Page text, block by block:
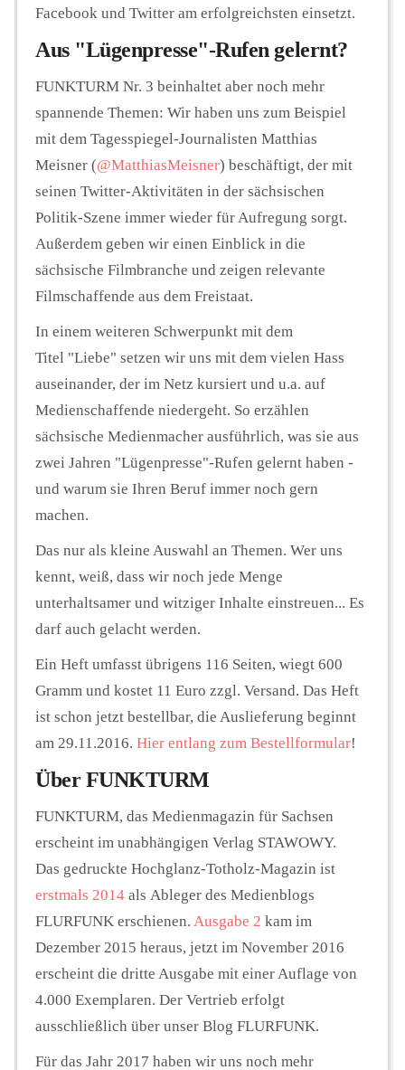
Facebook und Twitter am erfolgreichsten einsetzt.
Aus "Lügenpresse"-Rufen gelernt?
FUNKTURM Nr. 3 beinhaltet aber noch mehr
spannende Themen: Wir haben uns zum Beispiel
mit dem Tagesspiegel-Journalisten Matthias
Meisner (@MatthiasMeisner) beschäftigt, der mit
seinen Twitter-Aktivitäten in der sächsischen
Politik-Szene immer wieder für Aufregung sorgt.
Außerdem geben wir einen Einblick in die
sächsische Filmbranche und zeigen relevante
Filmschaffende aus dem Freistaat.
In einem weiteren Schwerpunkt mit dem
Titel "Liebe" setzen wir uns mit dem vielen Hass
auseinander, der im Netz kursiert und u.a. auf
Medienschaffende niedergeht. So erzählen
sächsische Medienmacher ausführlich, was sie aus
zwei Jahren "Lügenpresse"-Rufen gelernt haben -
und warum sie Ihren Beruf immer noch gern
machen.
Das nur als kleine Auswahl an Themen. Wer uns
kennt, weiß, dass wir noch jede Menge
unterhaltsamer und witziger Inhalte einstreuen... Es
darf auch gelacht werden.
Ein Heft umfasst übrigens 116 Seiten, wiegt 600
Gramm und kostet 11 Euro zzgl. Versand. Das Heft
ist schon jetzt bestellbar, die Auslieferung beginnt
am 29.11.2016. Hier entlang zum Bestellformular!
Über FUNKTURM
FUNKTURM, das Medienmagazin für Sachsen
erscheint im unabhängigen Verlag STAWOWY.
Das gedruckte Hochglanz-Totholz-Magazin ist
erstmals 2014 als Ableger des Medienblogs
FLURFUNK erschienen. Ausgabe 2 kam im
Dezember 2015 heraus, jetzt im November 2016
erscheint die dritte Ausgabe mit einer Auflage von
4.000 Exemplaren. Der Vertrieb erfolgt
ausschließlich über unser Blog FLURFUNK.
Für das Jahr 2017 haben wir uns noch mehr